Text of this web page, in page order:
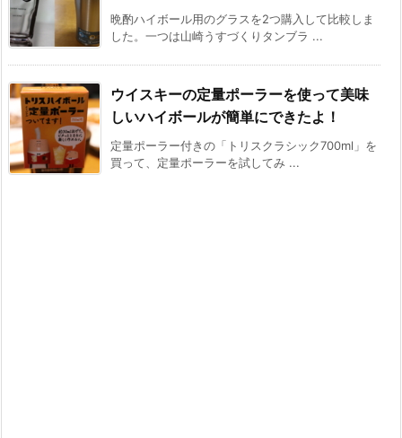
晩酌ハイボール用のグラスを2つ購入して比較しま
した。一つは山崎うすづくりタンブラ ...
ウイスキーの定量ポーラーを使って美味
しいハイボールが簡単にできたよ！
定量ポーラー付きの「トリスクラシック700ml」を
買って、定量ポーラーを試してみ ...